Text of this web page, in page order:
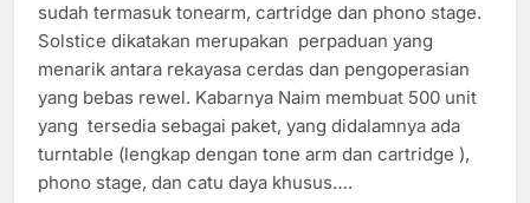
sudah termasuk tonearm, cartridge dan phono stage.
Solstice dikatakan merupakan perpaduan yang
menarik antara rekayasa cerdas dan pengoperasian
yang bebas rewel. Kabarnya Naim membuat 500 unit
yang tersedia sebagai paket, yang didalamnya ada
turntable (lengkap dengan tone arm dan cartridge ),
phono stage, dan catu daya khusus….